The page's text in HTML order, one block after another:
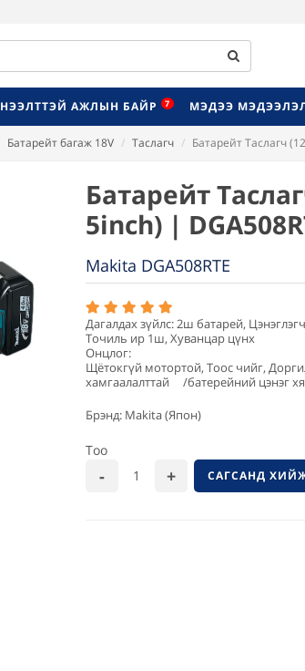
НЭЭЛТТЭЙ АЖЛЫН БАЙР 7 МЭДЭЭ
Батарейт багаж 18V Таслагч Батарейт Таслагч
Батарейт
5inch) |
Makita DGA508RTE
Дагалдах зүйлс: 2ш батарей,
Точиль ир 1ш, Хуванцар цүнх
Онцлог:
Щётокгүй мотортой, Тоос чийг,
хамгаалалттай /батерейний цэнэг
Брэнд: Makita (Япон)
Тоо
САГСАНД